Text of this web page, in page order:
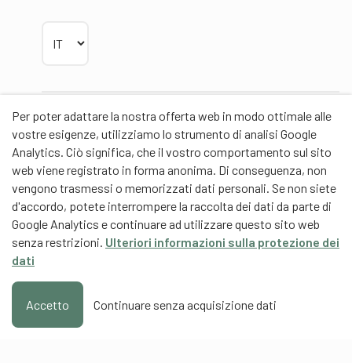
Per poter adattare la nostra offerta web in modo ottimale alle
vostre esigenze, utilizziamo lo strumento di analisi Google
Analytics. Ciò significa, che il vostro comportamento sul sito
web viene registrato in forma anonima. Di conseguenza, non
vengono trasmessi o memorizzati dati personali. Se non siete
d'accordo, potete interrompere la raccolta dei dati da parte di
Google Analytics e continuare ad utilizzare questo sito web
senza restrizioni. Ulteriori informazioni sulla protezione dei
dati
Accetto Continuare senza acquisizione dati
Partner
Partner di contenuti
Scuola universitaria federale dello Sport Macolin